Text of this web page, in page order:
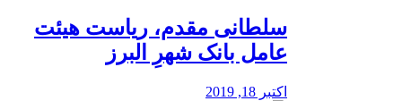
سلطانی مقدم، ریاست هیئت
عامل بانک شهرِ البرز
اکتبر 18, 2019